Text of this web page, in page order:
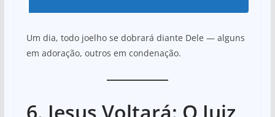
Um dia, todo joelho se dobrará diante Dele — alguns
em adoração, outros em condenação.
6. Jesus Voltará: O Juiz